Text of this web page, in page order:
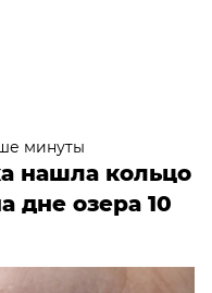
минуты
нашла кольцо
дне озера 10